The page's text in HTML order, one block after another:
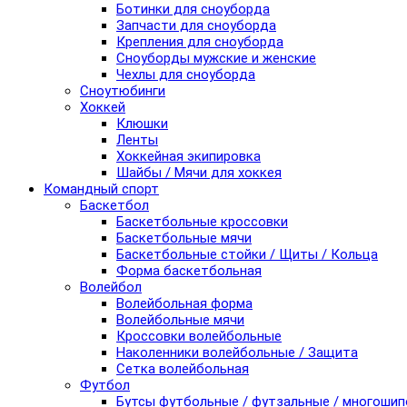
Ботинки для сноуборда
Запчасти для сноуборда
Крепления для сноуборда
Сноуборды мужские и женские
Чехлы для сноуборда
Сноутюбинги
Хоккей
Клюшки
Ленты
Хоккейная экипировка
Шайбы / Мячи для хоккея
Командный спорт
Баскетбол
Баскетбольные кроссовки
Баскетбольные мячи
Баскетбольные стойки / Щиты / Кольца
Форма баскетбольная
Волейбол
Волейбольная форма
Волейбольные мячи
Кроссовки волейбольные
Наколенники волейбольные / Защита
Сетка волейбольная
Футбол
Бутсы футбольные / футзальные /